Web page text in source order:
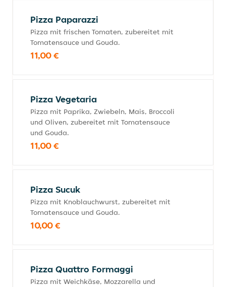
Pizza Paparazzi
Pizza mit frischen Tomaten, zubereitet mit
Tomatensauce und Gouda.
11,00 €
Pizza Vegetaria
Pizza mit Paprika, Zwiebeln, Mais, Broccoli
und Oliven, zubereitet mit Tomatensauce
und Gouda.
11,00 €
Pizza Sucuk
Pizza mit Knoblauchwurst, zubereitet mit
Tomatensauce und Gouda.
10,00 €
Pizza Quattro Formaggi
Pizza mit Weichkäse, Mozzarella und